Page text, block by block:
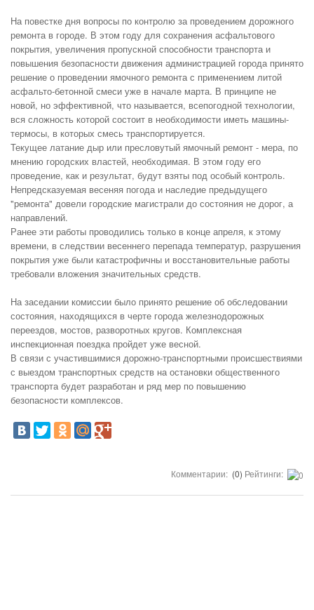
На повестке дня вопросы по контролю за проведением дорожного
ремонта в городе. В этом году для сохранения асфальтового
покрытия, увеличения пропускной способности транспорта и
повышения безопасности движения администрацией города принято
решение о проведении ямочного ремонта с применением литой
асфальто-бетонной смеси уже в начале марта. В принципе не
новой, но эффективной, что называется, всепогодной технологии,
вся сложность которой состоит в необходимости иметь машины-
термосы, в которых смесь транспортируется.
Текущее латание дыр или пресловутый ямочный ремонт - мера, по
мнению городских властей, необходимая. В этом году его
проведение, как и результат, будут взяты под особый контроль.
Непредсказуемая весеняя погода и наследие предыдущего
"ремонта" довели городские магистрали до состояния не дорог, а
направлений.
Ранее эти работы проводились только в конце апреля, к этому
времени, в следствии весеннего перепада температур, разрушения
покрытия уже были катастрофичны и восстановительные работы
требовали вложения значительных средств.
На заседании комиссии было принято решение об обследовании
состояния, находящихся в черте города железнодорожных
переездов, мостов, разворотных кругов. Комплексная
инспекционная поездка пройдет уже весной.
В связи с участившимися дорожно-транспортными происшествиями
с выездом транспортных средств на остановки общественного
транспорта будет разработан и ряд мер по повышению
безопасности комплексов.
Комментарии: (0) Рейтинги: